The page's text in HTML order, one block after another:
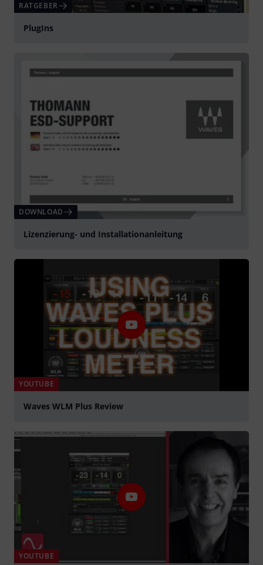
RATGEBER
PlugIns
DOWNLOAD
Lizenzierung- und Installationanleitung
YOUTUBE
Waves WLM Plus Review
YOUTUBE